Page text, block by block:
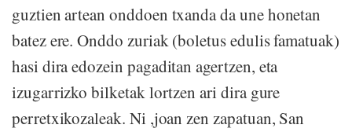
guztien artean onddoen txanda da une honetan
batez ere. Onddo zuriak (boletus edulis famatuak)
hasi dira edozein pagaditan agertzen, eta
izugarrizko bilketak lortzen ari dira gure
perretxikozaleak. Ni ,joan zen zapatuan, San